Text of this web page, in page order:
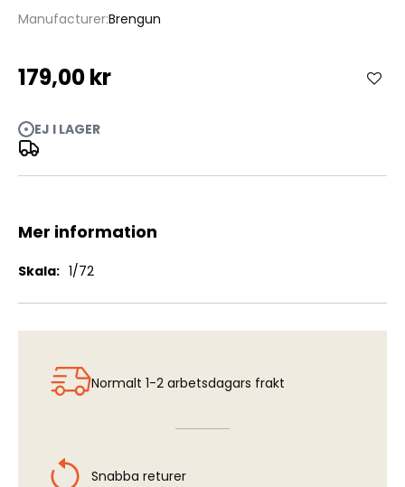
ManufacturerBrengun
179,00 kr
EJ I LAGER
Mer information
Mer
1/72
Normalt 1-2 arbetsdagars frakt
Snabba returer